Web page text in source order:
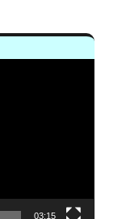
03:15